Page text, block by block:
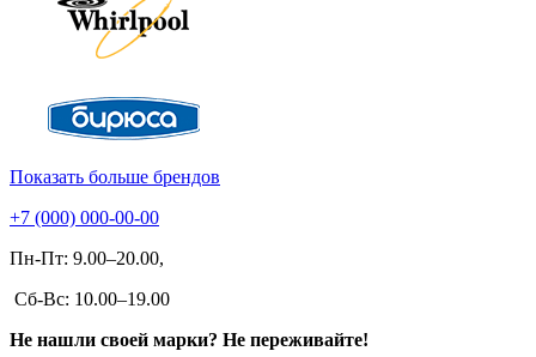
Показать больше брендов
+7 (000) 000-00-00
Пн-Пт: 9.00–20.00,
Сб-Вс: 10.00–19.00
Не нашли своей марки? Не переживайте!